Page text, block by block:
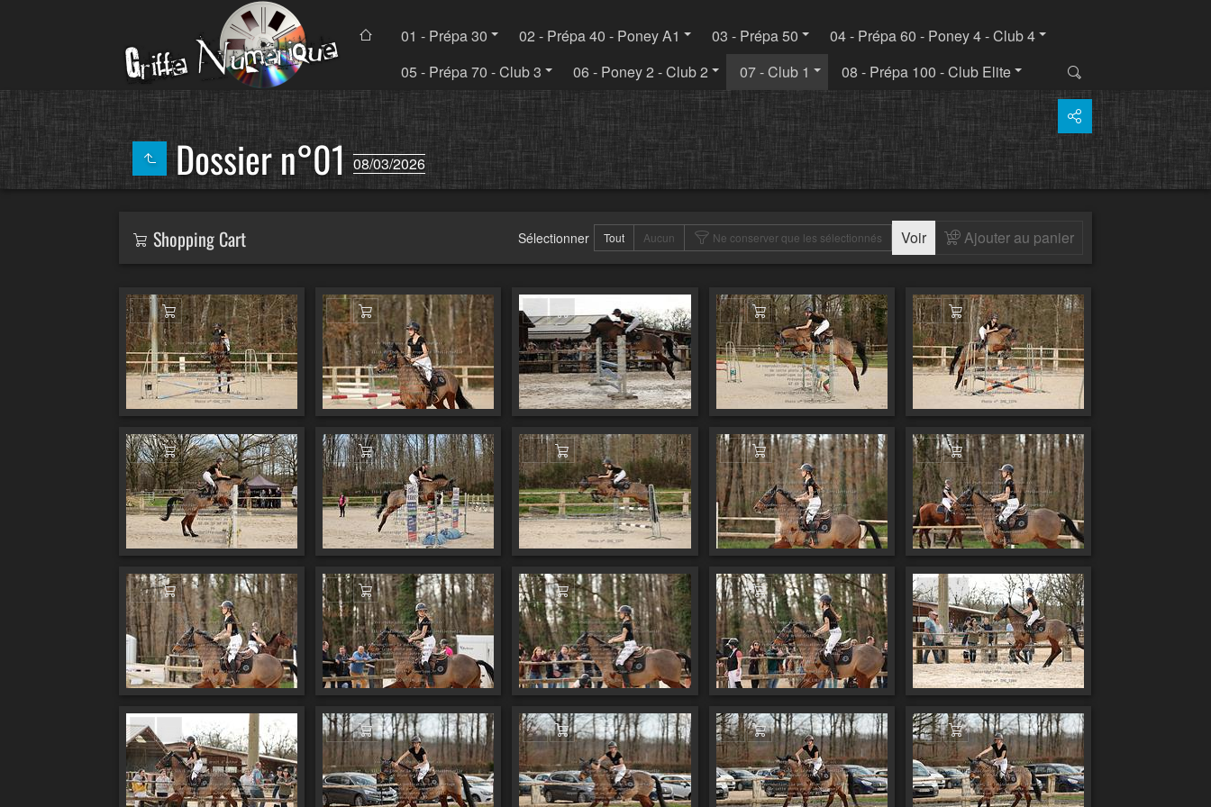
01 - Prépa 30 02 - Prépa 40 - Poney A1 03 - Prépa 50
04 - Prépa 60 - Poney 4 - Club 4
05 - Prépa 70 - Club 3
06 - Poney 2 - Club 2 07 - Club 1 08 - Prépa 100 - Club Elite
Dossier n°0108/03/2026
Shopping Cart Sélectionner Tout Aucun Ne conserver que les sélectionnés Voir Ajouter au panier
Ajouter au panier Ajouter au panier Ajouter au panier Ajouter au panier Ajouter au panier
Ajouter au panier Ajouter au panier Ajouter au panier Ajouter au panier Ajouter au panier
Ajouter au panier Ajouter au panier Ajouter au panier Ajouter au panier Ajouter au panier
Ajouter au panier Ajouter au panier Ajouter au panier Ajouter au panier Ajouter au panier